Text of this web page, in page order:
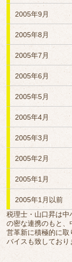
2005年9月
2005年8月
2005年7月
2005年6月
2005年5月
2005年4月
2005年3月
2005年2月
2005年1月
2005年1月以前
税理士・山口昇は中
の密な連携のもと
営革新に積極的に
バイスも致しており